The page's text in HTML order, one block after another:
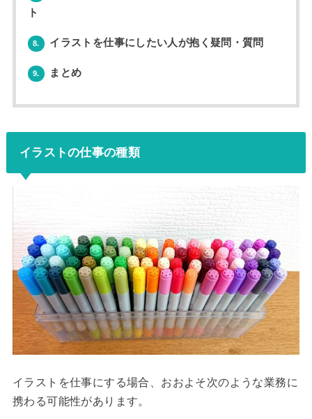
ト
8. イラストを仕事にしたい人が抱く疑問・質問
9. まとめ
イラストの仕事の種類
イラストを仕事にする場合、おおよそ次のような業務に
携わる可能性があります。